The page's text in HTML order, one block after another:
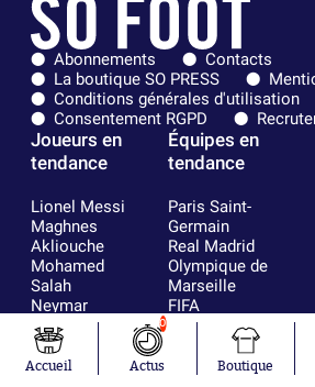
Abonnements
Contacts
La boutique SO PRESS
Conditions générales d'utilisation
Consentement RGPD
Joueurs en
tendance
Lionel Messi
Maghnes
Akliouche
Mohamed
Salah
Neymar
Julián Álvarez
Ferrán Torres
Kilian Corredor
Équipes en
tendance
Paris Saint-
Germain
Real Madrid
Olympique de
Marseille
FIFA
FC Barcelone
Argentine
Olympique
Accueil
0
Actus Boutique